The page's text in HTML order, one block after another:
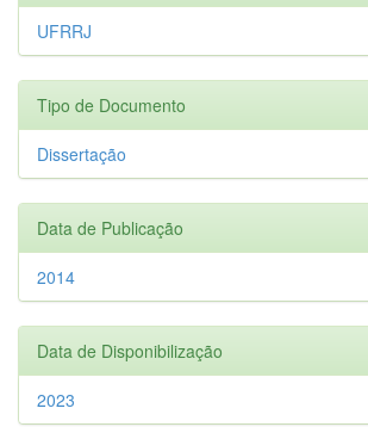
UFRRJ
Tipo de Documento
Dissertação
Data de Publicação
2014
Data de Disponibilização
2023